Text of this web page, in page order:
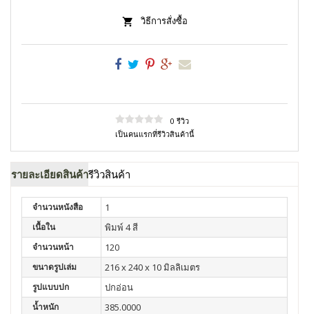
วิธีการสั่งซื้อ
0 รีวิว
เป็นคนแรกที่รีวิวสินค้านี้
รายละเอียดสินค้ารีวิวสินค้า
จำนวนหนังสือ 1
เนื้อใน พิมพ์ 4 สี
จำนวนหน้า 120
ขนาดรูปเล่ม 216 x 240 x 10 มิลลิเมตร
รูปแบบปก ปกอ่อน
น้ำหนัก 385.0000